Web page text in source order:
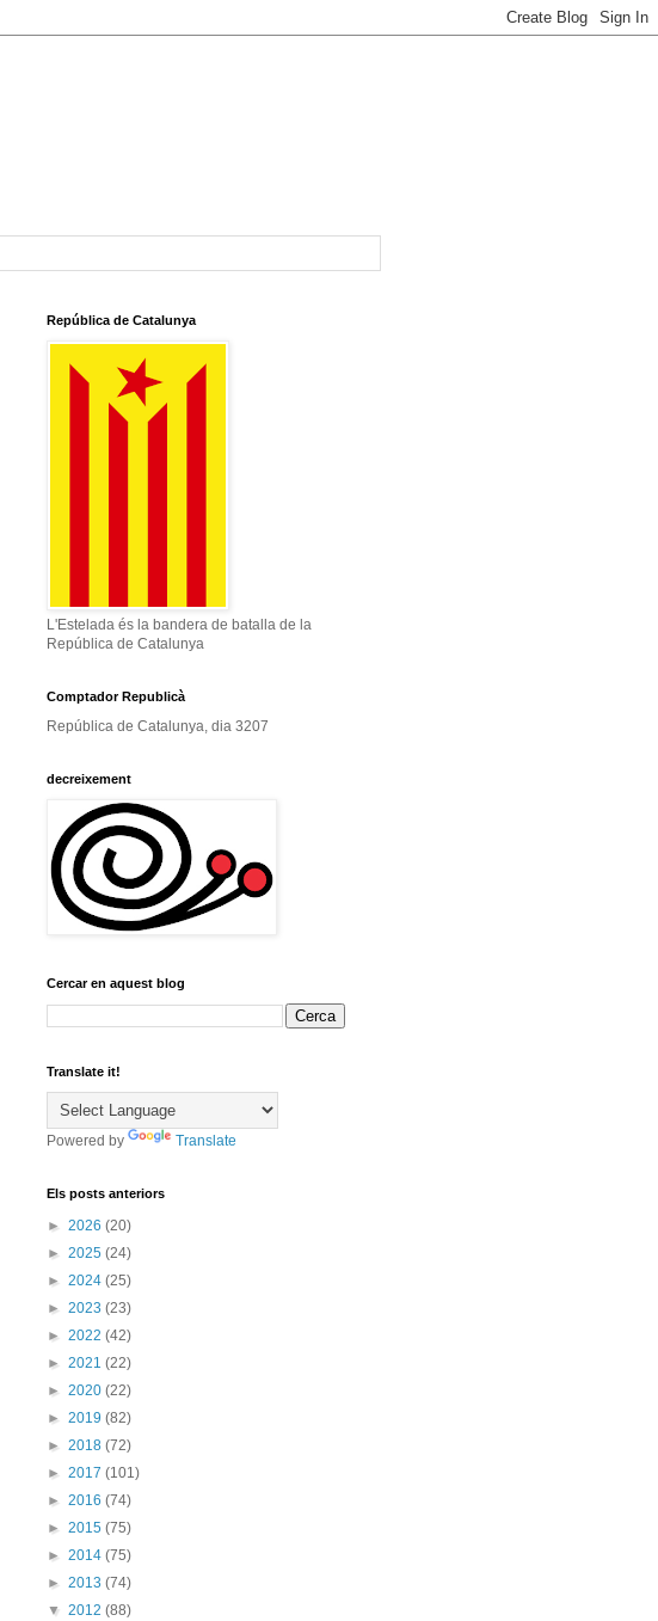
República de Catalunya
L'Estelada és la bandera de batalla de la
República de Catalunya
Comptador Republicà
República de Catalunya, dia 3207
decreixement
Cercar en aquest blog
Translate it!
Powered by Translate
Els posts anteriors
► 2026 (20)
► 2025 (24)
► 2024 (25)
► 2023 (23)
► 2022 (42)
► 2021 (22)
► 2020 (22)
► 2019 (82)
► 2018 (72)
► 2017 (101)
► 2016 (74)
► 2015 (75)
► 2014 (75)
► 2013 (74)
▼ 2012 (88)